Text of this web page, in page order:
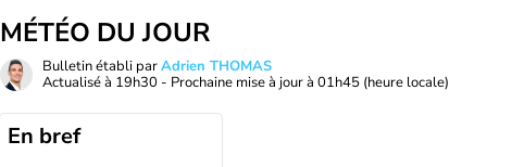
MÉTÉO DU JOUR
Bulletin établi parAdrien THOMAS
Actualisé à 19h30 - Prochaine mise à jour à 01h45 (heure locale)
En bref